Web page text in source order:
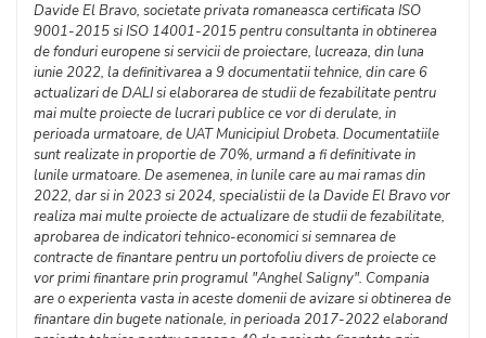
Davide El Bravo, societate privata romaneasca certificata ISO
9001-2015 si ISO 14001-2015 pentru consultanta in obtinerea
de fonduri europene si servicii de proiectare, lucreaza, din luna
iunie 2022, la definitivarea a 9 documentatii tehnice, din care 6
actualizari de DALI si elaborarea de studii de fezabilitate pentru
mai multe proiecte de lucrari publice ce vor di derulate, in
perioada urmatoare, de UAT Municipiul Drobeta. Documentatiile
sunt realizate in proportie de 70%, urmand a fi definitivate in
lunile urmatoare. De asemenea, in lunile care au mai ramas din
2022, dar si in 2023 si 2024, specialistii de la Davide El Bravo vor
realiza mai multe proiecte de actualizare de studii de fezabilitate,
aprobarea de indicatori tehnico-economici si semnarea de
contracte de finantare pentru un portofoliu divers de proiecte ce
vor primi finantare prin programul "Anghel Saligny". Compania
are o experienta vasta in aceste domenii de avizare si obtinerea de
finantare din bugete nationale, in perioada 2017-2022 elaborand